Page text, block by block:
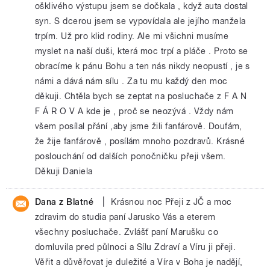
ošklivého výstupu jsem se dočkala , když auta dostal
syn. S dcerou jsem se vypovídala ale jejího manžela
trpím. Už pro klid rodiny. Ale mi všichni musíme
myslet na naší duši, která moc trpí a pláče . Proto se
obracíme k pánu Bohu a ten nás nikdy neopustí , je s
námi a dává nám sílu . Za tu mu každý den moc
děkuji. Chtěla bych se zeptat na posluchače z F A N
F Á R O V A kde je , proč se neozývá . Vždy nám
všem posílal přání ,aby jsme žili fanfárově. Doufám,
že žije fanfárově , posílám mnoho pozdravů. Krásné
poslouchání od dalších ponočničku přeji všem.
Děkuji Daniela
Dana z Blatné
Krásnou noc Přeji z JČ a moc
zdravim do studia paní Jarusko Vás a eterem
všechny posluchače. Zvlášť paní Marušku co
domluvila pred půlnoci a Sílu Zdraví a Víru ji přeji.
Věřit a důvěřovat je duležité a Víra v Boha je nadějí,